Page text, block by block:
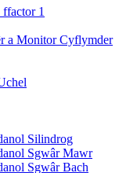
1
a Monitor Cyflymder
Silindrog
Sgwâr Mawr
Sgwâr Bach